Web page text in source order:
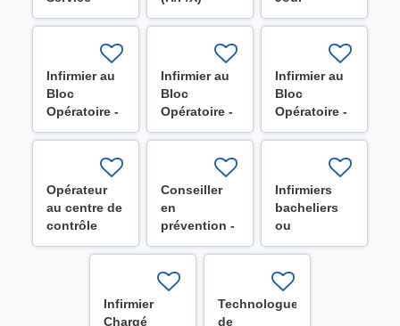
Optimisation
HospiDay
Infirmier au
Bloc
Opératoire -
Secteur
Infirmier au
Bloc
Opératoire -
Secteur
Infirmier au
Bloc
Opératoire -
Secteur
Opérateur
au centre de
contrôle
technique
Conseiller
en
prévention -
Niveau 1
(H/F/X)
Infirmiers
bacheliers
ou
spécialisés
pour les
équipes de
H/F
Infirmier
Chargé
Technologue
de